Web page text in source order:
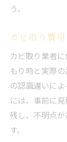
う。
カビ取り費
カビ取り業者
もり時と実際
の認識違いに
には、事前に
残し、不明点
す。